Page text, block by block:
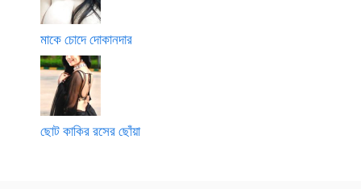
মাকে চোদে দোকানদার
ছোট কাকির রসের ছোঁয়া